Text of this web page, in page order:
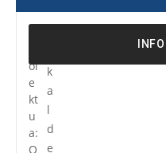
oi
e
kt
u
a:
O
k
a
l
d
e